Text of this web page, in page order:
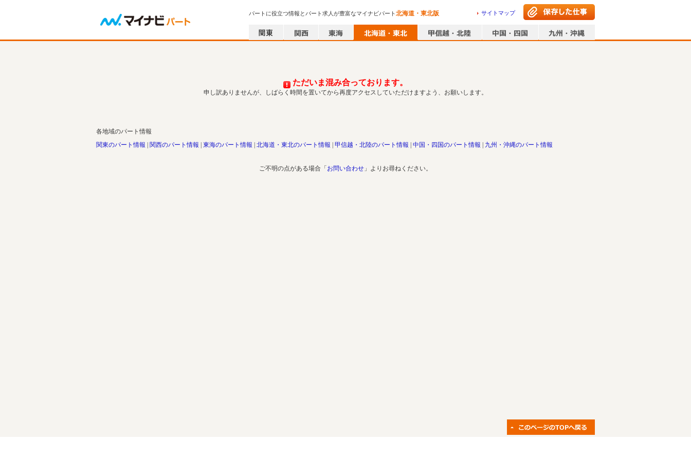
パートに役立つ情報とパート求人が豊富なマイナビパート北海道・東北版 サイトマップ
ただいま混み合っております。
申し訳ありませんが、しばらく時間を置いてから再度アクセスしていただけますよう、お願いします。
各地域のパート情報
関東のパート情報
関西のパート情報 東海のパート情報 北海道・東北のパート情報 甲信越・北陸のパート情報 中国・四国のパート情報 九州・沖縄のパート情報
ご不明の点がある場合「 お問い合わせ 」よりお尋ねください。